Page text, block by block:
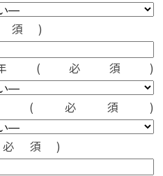
)
(必須)
(必須)
(必須)